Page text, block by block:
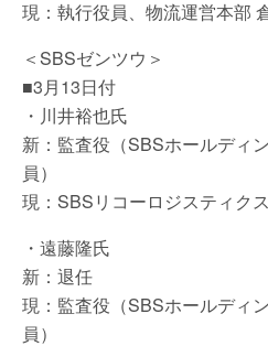
現：執行役員、物流運営本部
＜SBSゼンツウ＞
■3月13日付
・川井裕也氏
新：監査役（SBSホールディ
員）
現：SBSリコーロジスティク
・遠藤隆氏
新：退任
現：監査役（SBSホールディ
員）